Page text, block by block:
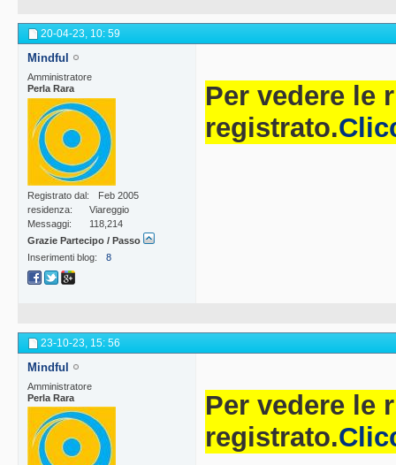
20-04-23, 10: 59
Mindful
Amministratore
Perla Rara
Registrato dal
Feb 2005
residenza
Viareggio
Messaggi
118,214
Grazie Partecipo / Passo
Inserimenti blog
8
Per vedere le
registrato.
23-10-23, 15: 56
Mindful
Amministratore
Perla Rara
Per vedere le
registrato.